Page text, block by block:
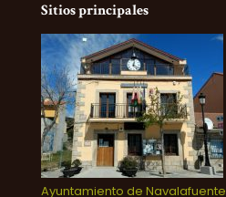
Sitios principales
Ayuntamiento de Navalafuente